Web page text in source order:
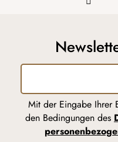
Mit der Eingabe Ihrer
den Bedingungen des